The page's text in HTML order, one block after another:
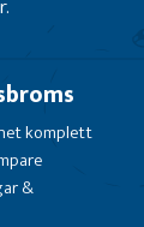
komplett
&